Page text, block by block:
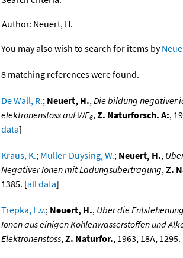
Author: Neuert, H.
You may also wish to search for items by
8 matching references were found.
De Wall, R.; Neuert, H.,Die bildung negativer
elektronenstoss auf WF6,Z. Naturforsch. A:,
data]
Kraus, K.; Muller-Duysing, W.; Neuert, H.,
Negativer Ionen mit Ladungsubertragung,Z.
1385. [all data]
Trepka, L.v.; Neuert, H., Uber die
Ionen aus einigen Kohlenwasserstoffen und
Elektronenstoss,Z. Naturfor., 1963, 18A, 1295.